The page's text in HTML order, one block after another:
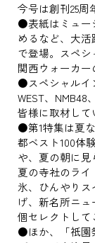
今号は創刊25周
●表紙はミュー
めるなど、大
で登場。スペシ
関西ウォーカー
●スペシャルイ
WEST、
皆様に取材して
●第1特集は夏
都ベスト100体
や、夏の朝に
夏の寺社のライ
氷、ひんやり
げ、新名所ニ
個セレクトして
●ほか、「祇園